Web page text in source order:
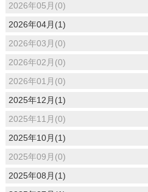
2026年05月(0)
2026年04月(1)
2026年03月(0)
2026年02月(0)
2026年01月(0)
2025年12月(1)
2025年11月(0)
2025年10月(1)
2025年09月(0)
2025年08月(1)